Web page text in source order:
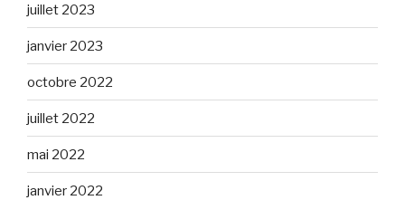
juillet 2023
janvier 2023
octobre 2022
juillet 2022
mai 2022
janvier 2022